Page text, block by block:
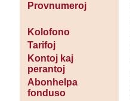
Provnumeroj
Kolofono
Tarifoj
Kontoj kaj
perantoj
Abonhelpa
fonduso